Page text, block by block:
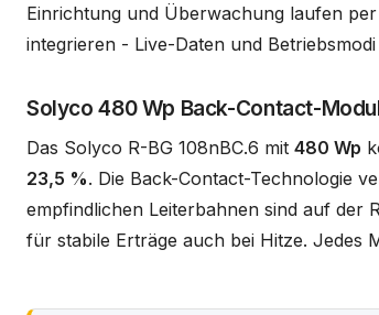
Einrichtung und Überwachung laufen
integrieren - Live-Daten und
Solyco 480 Wp Back-Contact-
Das Solyco R-BG 108nBC.6 mit 480 Wp
23,5 %. Die Back-Contact-Technologie
empfindlichen Leiterbahnen sind auf der
für stabile Erträge auch bei Hitze. Jedes